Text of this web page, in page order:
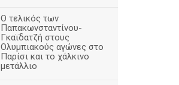
Ο τελικός των
Παπακωνσταντίνου-
Γκαϊδατζή στους
Ολυμπιακούς αγώνες στο
Παρίσι και το χάλκινο
μετάλλιο